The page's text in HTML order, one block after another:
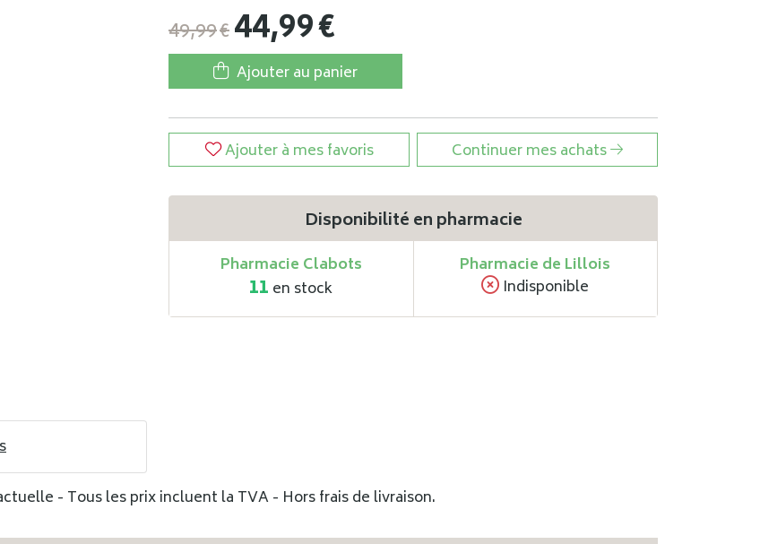
49,99€44,99€
Ajouter au panier
Ajouter à mes favoris Continuer mes achats
Disponibilité en pharmacie
Pharmacie Clabots
11 en stock
Pharmacie de Lillois
Indisponible
- Tous les prix incluent la TVA - Hors frais de livraison.